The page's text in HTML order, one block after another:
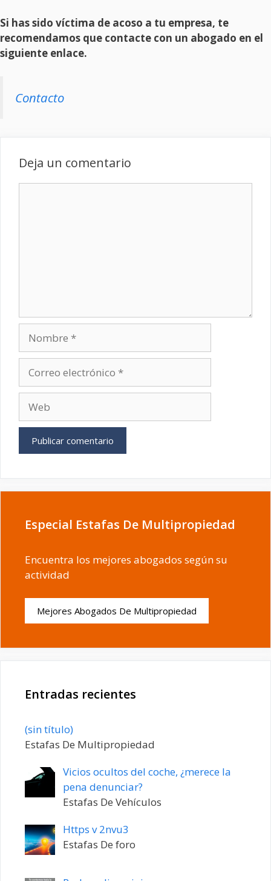
Si has sido víctima de acoso a tu empresa, te
recomendamos que contacte con un abogado en el
siguiente enlace.
Contacto
Deja un comentario
electrónico
Especial Estafas De Multipropiedad
Encuentra los mejores abogados según su
actividad
Mejores Abogados De Multipropiedad
Entradas recientes
(sin título)Entrada
20198
Estafas De Multipropiedad
Vicios ocultos del coche, ¿merece la
pena denunciar?
Estafas De Vehículos
Https v 2nvu3
Estafas De foro